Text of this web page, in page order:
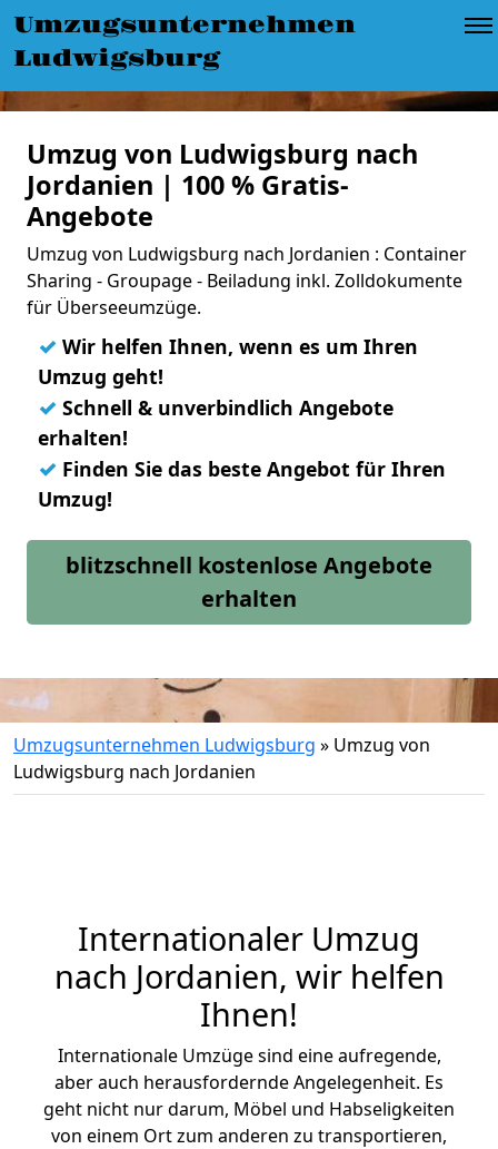
Umzugsunternehmen
Ludwigsburg
Umzug von Ludwigsburg nach
Jordanien | 100 % Gratis-
Angebote
Umzug von Ludwigsburg nach Jordanien : Container
Sharing - Groupage - Beiladung inkl. Zolldokumente
für Überseeumzüge.
✓ Wir helfen Ihnen, wenn es um Ihren
Umzug geht!
✓ Schnell & unverbindlich Angebote
erhalten!
✓ Finden Sie das beste Angebot für Ihren
Umzug!
blitzschnell kostenlose Angebote
erhalten
Umzugsunternehmen Ludwigsburg » Umzug von
Ludwigsburg nach Jordanien
Internationaler Umzug
nach Jordanien, wir helfen
Ihnen!
Internationale Umzüge sind eine aufregende,
aber auch herausfordernde Angelegenheit. Es
geht nicht nur darum, Möbel und Habseligkeiten
von einem Ort zum anderen zu transportieren,